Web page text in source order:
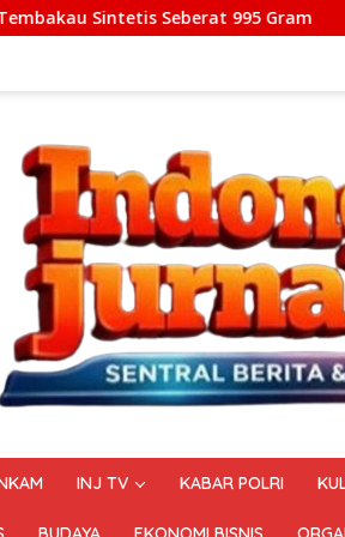
Gram Mengoptimalkan
INJ TV KABAR POLRI